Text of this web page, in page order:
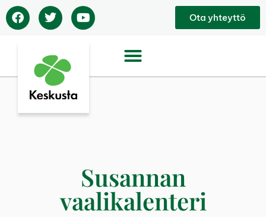
Ota yhteyttö
Susannan
vaalikalenteri